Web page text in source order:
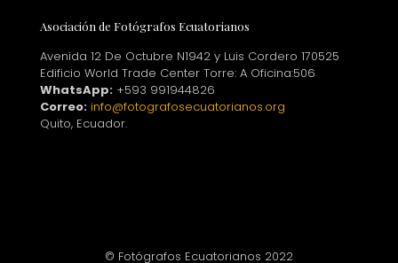
Asociación de Fotógrafos Ecuatorianos
Avenida 12 De Octubre N1942 y Luis Cordero 170525
Edificio World Trade Center Torre: A Oficina:506
WhatsApp: +593 991944826
Correo: info@fotografosecuatorianos.org
Quito, Ecuador.
© Fotógrafos Ecuatorianos 2022